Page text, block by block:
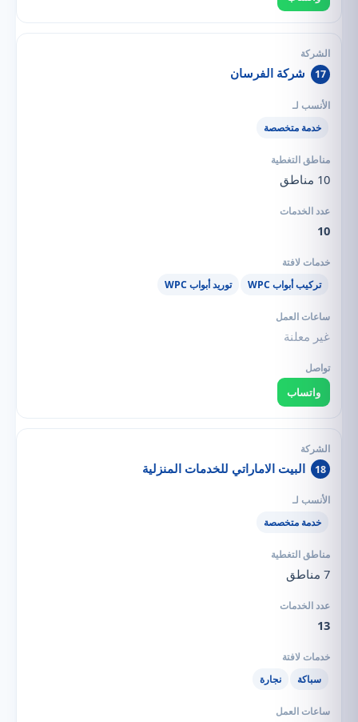
17 شركة الفرسان
خدمة متخصصة
10 مناطق
10
تركيب أبواب WPC توريد أبواب WPC
غير معلنة
واتساب
18 البيت الاماراتي للخدمات المنزلية
خدمة متخصصة
7 مناطق
13
سباكة نجارة